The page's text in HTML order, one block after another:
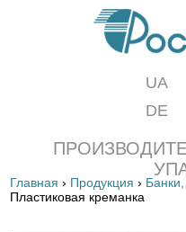
UA
DE
Главная › Продукция ›
Пластиковая креманка